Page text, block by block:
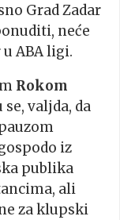
Grad Zadar
neće
ABA ligi.
Rokom
valjda, da
iz
publika
ali
za klupski